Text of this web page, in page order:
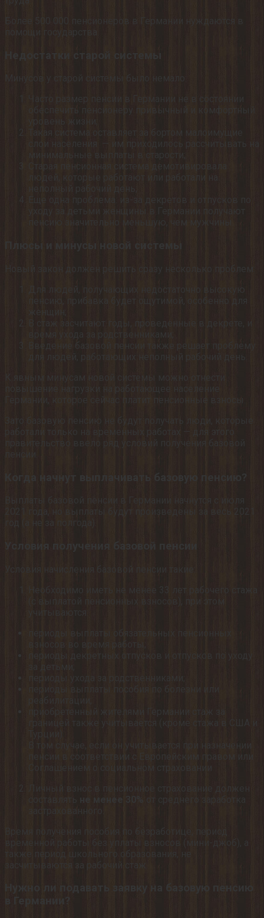
Более 500 000 пенсионеров в Германии нуждаются в
помощи государства.
Недостатки старой системы
Минусов у старой системы было немало:
Часто размер пенсии в Германии не в состоянии
Такая система оставляет за бортом малоимущие
Старая пенсионная система демотивировала
людей, которые работают или работали на
неполный рабочий день;
Еще одна проблема: из-за декретов и отпусков по
уходу за детьми женщины в Германии получают
пенсию значительно меньшую, чем мужчины.
Плюсы и минусы новой системы
Новый закон должен решить сразу несколько проблем:
Для людей, получающих недостаточно высокую
пенсию, прибавка будет ощутимой, особенно для
женщин;
В стаж засчитают годы, проведенные в декрете, и
время ухода за родственниками;
для людей, работающих неполный рабочий день.
К явным минусам новой системы можно отнести
повышение нагрузки на работающее население
Германии, которое сейчас платит пенсионные взносы.
Зато базовую пенсию не будут получать люди, которые
работали только на временных работах — для этого
правительство ввело ряд условий получения базовой
Когда начнут выплачивать базовую пенсию?
2021 года, но выплаты будут произведены за весь 2021
Условия получения базовой пенсии
Условия начисления базовой пенсии такие:
Необходимо иметь не менее 33 лет рабочего стажа
(с выплатой пенсионных взносов), при этом
периоды выплаты обязательных пенсионных
взносов во время работы;
периоды декретных отпусков и отпусков по уходу
за детьми;
периоды ухода за родственниками;
приобретенный жителями Германии стаж за
границей также учитывается (кроме стажа в США и
В том случае, если он учитывается при назначении
пенсии в соответствии с Европейским правом или
Соглашением о социальном страховании
Личный взнос в пенсионное страхование должен
составлять
не менее 30%
от среднего заработка
застрахованного.
Время получения пособия по безработице, период
также период школьного образования, не
засчитываются за рабочий стаж.
Нужно ли подавать заявку на базовую пенсию
в Германии?